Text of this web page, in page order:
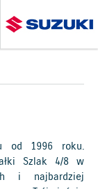
od 1996 roku.
Szlak 4/8 w
i najbardziej